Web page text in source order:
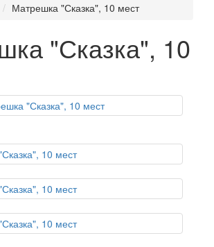
Матрешка "Сказка", 10 мест
"Сказка", 10